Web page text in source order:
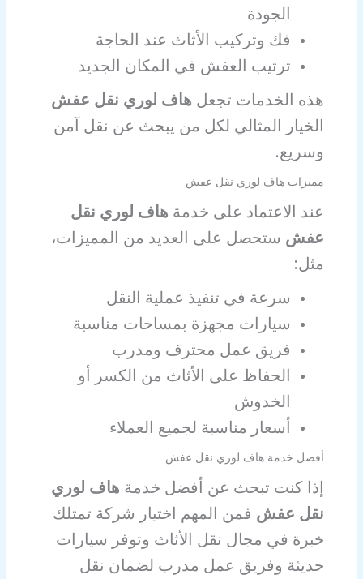
الجودة
فك وتركيب الأثاث عند الحاجة
ترتيب العفش في المكان الجديد
هذه الخدمات تجعل هاف لوري نقل عفش
الخيار المثالي لكل من يبحث عن نقل آمن
وسريع.
مميزات هاف لوري نقل عفش
عند الاعتماد على خدمة هاف لوري نقل
عفش ستحصل على العديد من المميزات،
مثل:
سرعة في تنفيذ عملية النقل
سيارات مجهزة بمساحات مناسبة
فريق عمل محترف ومدرب
الحفاظ على الأثاث من الكسر أو
الخدوش
أسعار مناسبة لجميع العملاء
أفضل خدمة هاف لوري نقل عفش
إذا كنت تبحث عن أفضل خدمة هاف لوري
نقل عفش فمن المهم اختيار شركة تمتلك
خبرة في مجال نقل الأثاث وتوفر سيارات
حديثة وفريق عمل مدرب لضمان نقل